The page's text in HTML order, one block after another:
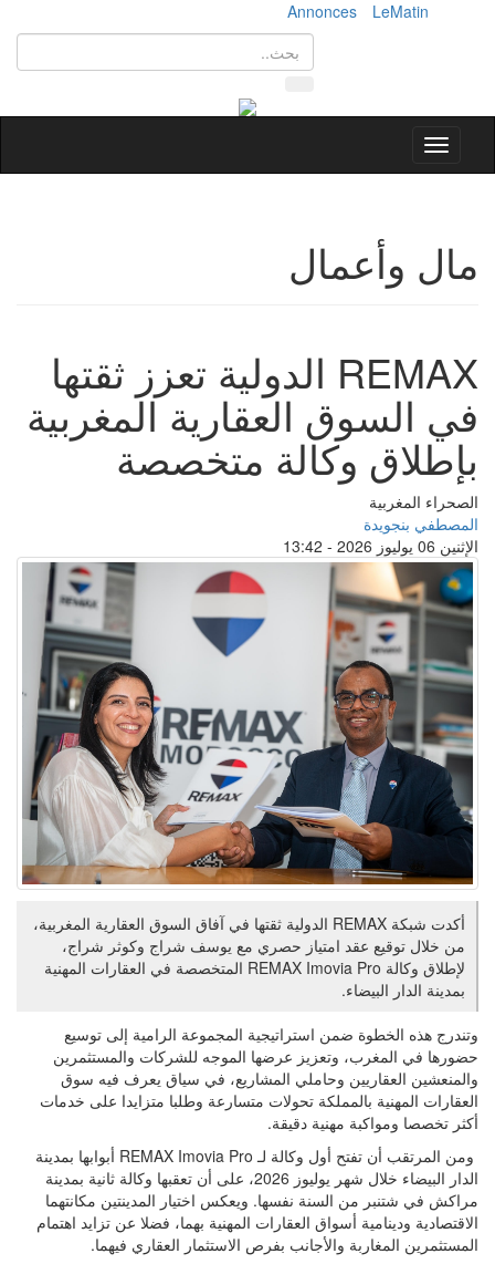
LeMatin
Annonces
Toggle
navigation
مال وأعمال
REMAX الدولية تعزز ثقتها
في السوق العقارية المغربية
بإطلاق وكالة متخصصة
الصحراء المغربية
المصطفي بنجويدة
الإثنين 06 يوليوز 2026 - 13:42
أكدت شبكة REMAX الدولية ثقتها في آفاق السوق العقارية المغربية،
من خلال توقيع عقد امتياز حصري مع يوسف شراج وكوثر شراج،
لإطلاق وكالة REMAX Imovia Pro المتخصصة في العقارات المهنية
بمدينة الدار البيضاء.
وتندرج هذه الخطوة ضمن استراتيجية المجموعة الرامية إلى توسيع
حضورها في المغرب، وتعزيز عرضها الموجه للشركات والمستثمرين
والمنعشين العقاريين وحاملي المشاريع، في سياق يعرف فيه سوق
العقارات المهنية بالمملكة تحولات متسارعة وطلبا متزايدا على خدمات
أكثر تخصصا ومواكبة مهنية دقيقة.
ومن المرتقب أن تفتح أول وكالة لـ REMAX Imovia Pro أبوابها بمدينة
الدار البيضاء خلال شهر يوليوز 2026، على أن تعقبها وكالة ثانية بمدينة
مراكش في شتنبر من السنة نفسها. ويعكس اختيار المدينتين مكانتهما
الاقتصادية ودينامية أسواق العقارات المهنية بهما، فضلا عن تزايد اهتمام
المستثمرين المغاربة والأجانب بفرص الاستثمار العقاري فيهما.